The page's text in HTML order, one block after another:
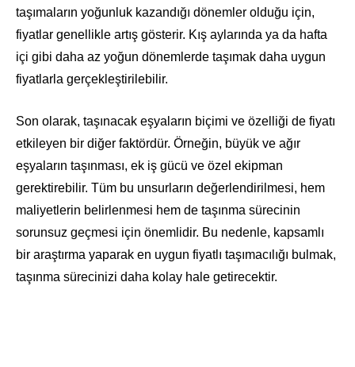
taşımaların yoğunluk kazandığı dönemler olduğu için,
fiyatlar genellikle artış gösterir. Kış aylarında ya da hafta
içi gibi daha az yoğun dönemlerde taşımak daha uygun
fiyatlarla gerçekleştirilebilir.
Son olarak, taşınacak eşyaların biçimi ve özelliği de fiyatı
etkileyen bir diğer faktördür. Örneğin, büyük ve ağır
eşyaların taşınması, ek iş gücü ve özel ekipman
gerektirebilir. Tüm bu unsurların değerlendirilmesi, hem
maliyetlerin belirlenmesi hem de taşınma sürecinin
sorunsuz geçmesi için önemlidir. Bu nedenle, kapsamlı
bir araştırma yaparak en uygun fiyatlı taşımacılığı bulmak,
taşınma sürecinizi daha kolay hale getirecektir.